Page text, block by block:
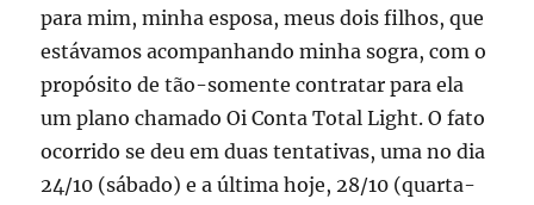
para mim, minha esposa, meus dois filhos, que
estávamos acompanhando minha sogra, com o
propósito de tão-somente contratar para ela
um plano chamado Oi Conta Total Light. O fato
ocorrido se deu em duas tentativas, uma no dia
24/10 (sábado) e a última hoje, 28/10 (quarta-